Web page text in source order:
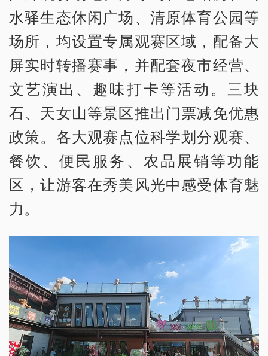
水驿生态休闲广场、清原体育公园等
场所，均设置专属观赛区域，配备大
屏实时转播赛事，并配套夜市经营、
文艺演出、趣味打卡等活动。三块
石、天女山等景区推出门票减免优惠
政策。各大观赛点位科学划分观赛、
餐饮、便民服务、农品展销等功能
区，让游客在秀美风光中感受体育魅
力。